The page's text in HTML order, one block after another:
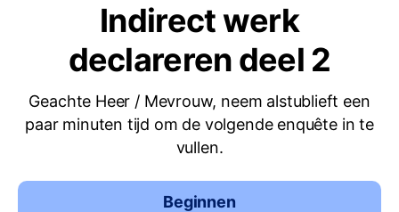
Indirect werk
declareren deel 2
Geachte Heer / Mevrouw, neem alstublieft een
paar minuten tijd om de volgende enquête in te
vullen.
Beginnen